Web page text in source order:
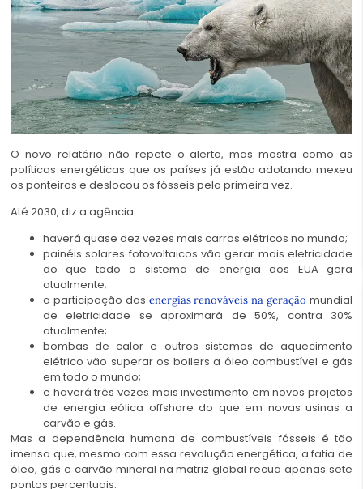
O novo relatório não repete o alerta, mas mostra como as
políticas energéticas que os países já estão adotando mexeu
os ponteiros e deslocou os fósseis pela primeira vez.
Até 2030, diz a agência:
haverá quase dez vezes mais carros elétricos no mundo;
painéis solares fotovoltaicos vão gerar mais eletricidade
do que todo o sistema de energia dos EUA gera
atualmente;
a participação das energias renováveis na geração mundial
de eletricidade se aproximará de 50%, contra 30%
atualmente;
bombas de calor e outros sistemas de aquecimento
elétrico vão superar os boilers a óleo combustível e gás
em todo o mundo;
e haverá três vezes mais investimento em novos projetos
de energia eólica offshore do que em novas usinas a
carvão e gás.
Mas a dependência humana de combustíveis fósseis é tão
imensa que, mesmo com essa revolução energética, a fatia de
óleo, gás e carvão mineral na matriz global recua apenas sete
pontos percentuais.